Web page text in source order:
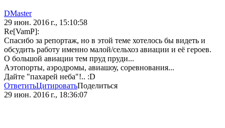
DMaster
29 июн. 2016 г., 15:10:58
Re[VamP]:
Спасибо за репортаж, но в этой теме хотелось бы видеть и
обсудить работу именно малой/сельхоз авиации и её героев.
О большой авиации тем пруд пруди...
Аэтопорты, аэродромы, авиашоу, соревнования...
Дайте "пахарей неба"!.. :D
ОтветитьЦитироватьПоделиться
29 июн. 2016 г., 18:36:07